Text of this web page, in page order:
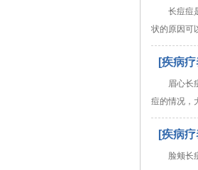
长痘痘
状的原因可
[疾病疗
眉心长
痘的情况，
[疾病疗
脸颊长